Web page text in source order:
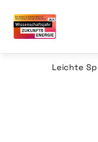
Leichte